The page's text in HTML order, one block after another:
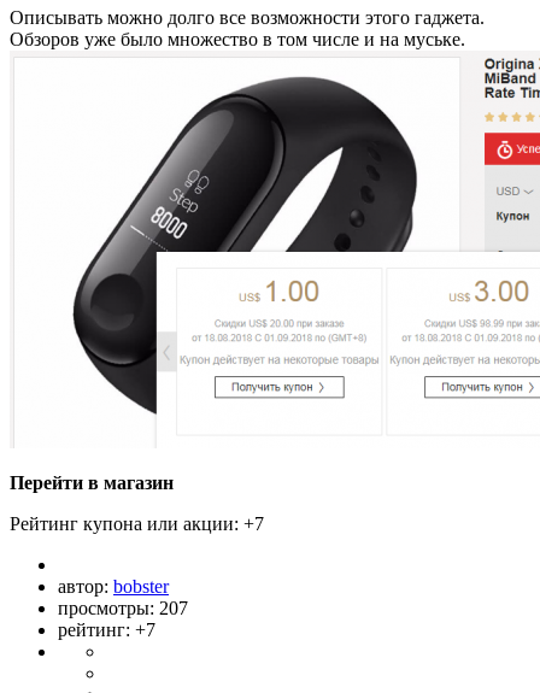
Описывать можно долго все возможности этого гаджета.
Обзоров уже было множество в том числе и на муське.
Перейти в магазин
Рейтинг купона или акции: +7
автор: bobster
просмотры: 207
рейтинг: +7